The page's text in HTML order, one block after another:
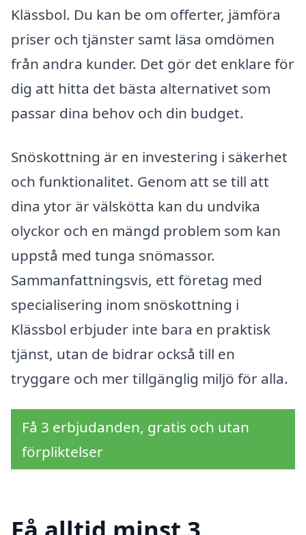
Klässbol. Du kan be om offerter, jämföra
priser och tjänster samt läsa omdömen
från andra kunder. Det gör det enklare för
dig att hitta det bästa alternativet som
passar dina behov och din budget.
Snöskottning är en investering i säkerhet
och funktionalitet. Genom att se till att
dina ytor är välskötta kan du undvika
olyckor och en mängd problem som kan
uppstå med tunga snömassor.
Sammanfattningsvis, ett företag med
specialisering inom snöskottning i
Klässbol erbjuder inte bara en praktisk
tjänst, utan de bidrar också till en
tryggare och mer tillgänglig miljö för alla.
Få 3 erbjudanden, gratis och utan
förpliktelser